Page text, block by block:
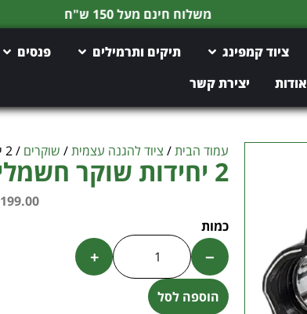
ציוד קמפינג תיקים ותרמילים
פנסים
אודות יצירת קשר
עמוד הבית/ ציוד להגנה עצמית/ שוקרים / 2 יחידות שוקר חשמלי 1500 וולט
2 יחידות שוקר חשמלי 1500 וולט
199.00
−
+
הוספה לסל